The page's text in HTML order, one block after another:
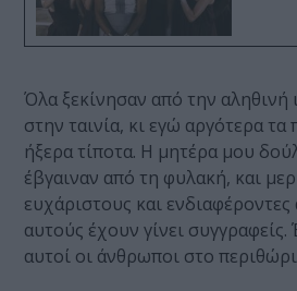
Όλα ξεκίνησαν από την
στην ταινία, κι εγώ αργότερα
ήξερα τίποτα. Η μητέρα μου
έβγαιναν από τη φυλακή, και
ευχάριστους και
αυτούς έχουν γίνει
αυτοί οι άνθρωποι στο